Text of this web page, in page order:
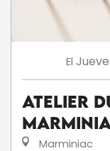
El
Atelier
Marminiac